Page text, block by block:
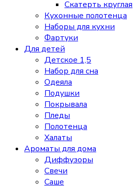
Скатерть круглая
Кухонные полотенца
Наборы для кухни
Фартуки
Для детей
Детское 1,5
Набор для сна
Одеяла
Подушки
Покрывала
Пледы
Полотенца
Халаты
Ароматы для дома
Диффузоры
Свечи
Cаше